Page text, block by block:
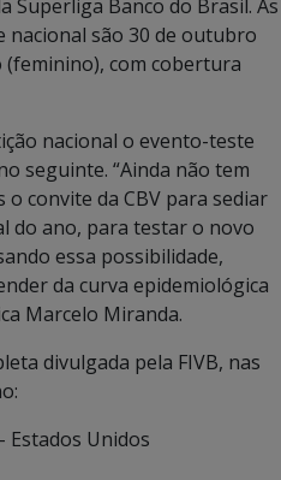
Superliga Banco do Brasil. As
nacional são 30 de outubro
(feminino), com cobertura
nacional o evento-teste
seguinte. “Ainda não tem
o convite da CBV para sediar
do ano, para testar o novo
essa possibilidade,
da curva epidemiológica
Marcelo Miranda.
divulgada pela FIVB, nas
Estados Unidos